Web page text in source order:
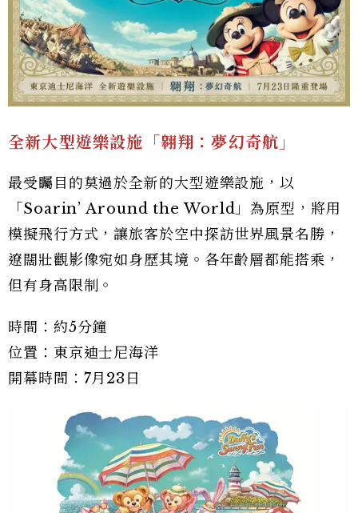
全新大型遊樂設施「翱翔：夢幻奇航」
最受矚目的莫過於全新的大型遊樂設施，以
「Soarin’ Around the World」為原型，將用
模擬飛行方式，讓旅客於空中探訪世界風景名勝，
遼闊壯觀影像宛如身歷其境。各年齡層都能搭乘，
但有身高限制。
時間：約5分鐘
位置：東京迪士尼海洋
開幕時間：7月23日